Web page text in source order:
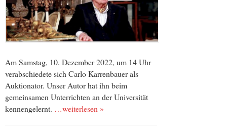
Am Samstag, 10. Dezember 2022, um 14 Uhr
verabschiedete sich Carlo Karrenbauer als
Auktionator. Unser Autor hat ihn beim
gemeinsamen Unterrichten an der Universität
kennengelernt. …weiterlesen »